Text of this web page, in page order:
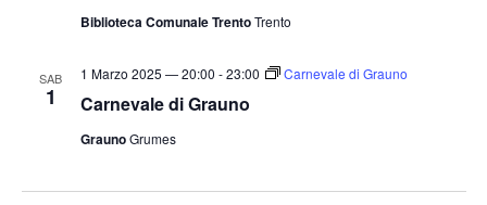
Biblioteca Comunale TrentoTrento
SAB
1 Carnevale di Grauno
1 Marzo 2025 — 20:00 -23:00 Carnevale di Grauno
GraunoGrumes